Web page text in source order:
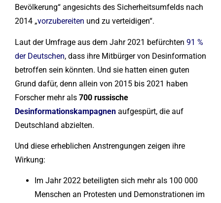
Bevölkerung“ angesichts des Sicherheitsumfelds nach
2014 „vorzubereiten und zu verteidigen“.
Laut der Umfrage aus dem Jahr 2021 befürchten 91 %
der Deutschen, dass ihre Mitbürger von Desinformation
betroffen sein könnten. Und sie hatten einen guten
Grund dafür, denn allein von 2015 bis 2021 haben
Forscher mehr als 700 russische
Desinformationskampagnen aufgespürt, die auf
Deutschland abzielten.
Und diese erheblichen Anstrengungen zeigen ihre
Wirkung:
Im Jahr 2022 beteiligten sich mehr als 100 000
Menschen an Protesten und Demonstrationen im